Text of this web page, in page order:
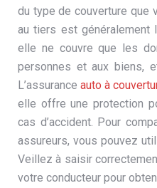
du type de couverture que
au tiers est généralement
elle ne couvre que les
personnes et aux biens,
L’assuranceauto à
elle offre une protection
cas d’accident. Pour
assureurs, vous pouvez
Veillez à saisir
votre conducteur pour